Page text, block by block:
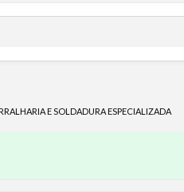
E SOLDADURA ESPECIALIZADA